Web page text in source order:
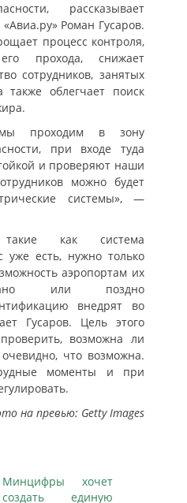
рассказывает
Роман Гусаров.
процесс контроля,
прохода, снижает
сотрудников, занятых
также облегчает поиск
проходим в зону
при входе туда
и проверяют наши
можно будет
системы», —
как система
уже есть, нужно только
аэропортам их
Рано или поздно
внедрят во
Гусаров. Цель этого
возможна ли
что возможна.
моменты и при
на превью: Getty Images
Минцифры хочет
создать единую